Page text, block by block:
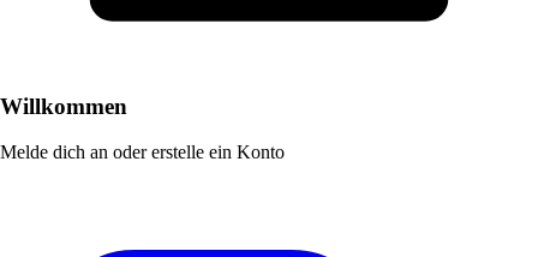
Willkommen
Melde dich an oder erstelle ein Konto